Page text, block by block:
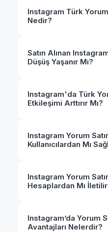
Instagram Türk
Nedir?
Satın Alınan
Düşüş Yaşanır Mı?
Instagram'da Türk
Etkileşimi Arttırır Mı?
Instagram Yorum
Kullanıcılardan Mı
Instagram Yorum
Hesaplardan Mı
Instagram’da Yorum
Avantajları Nelerdir?